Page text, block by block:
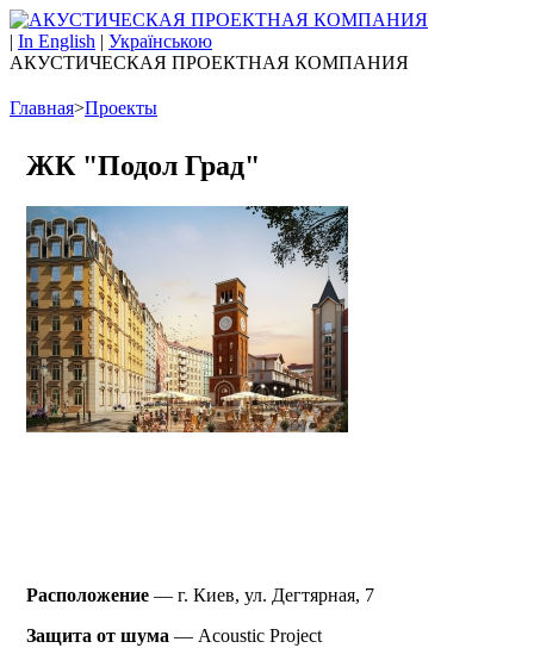
| In English | Українською
АКУСТИЧЕСКАЯ ПРОЕКТНАЯ КОМПАНИЯ
Главная>Проекты
ЖК "Подол Град"
Расположение — г. Киев, ул. Дегтярная, 7
Защита от шума — Acoustic Project